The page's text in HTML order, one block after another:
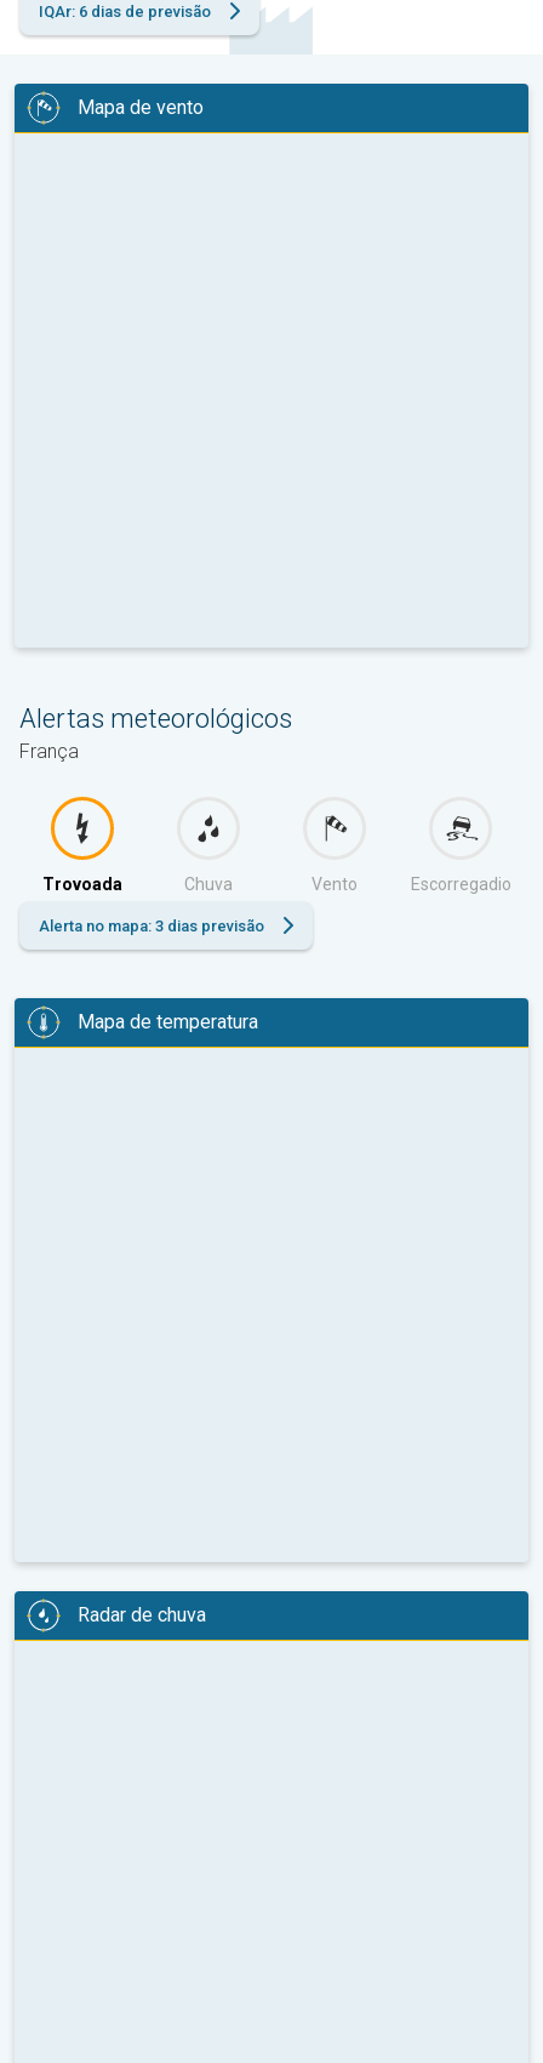
IQAr: 6 dias de previsão
Mapa de vento
Alertas meteorológicos
França
Trovoada Chuva Vento Escorregadio
Alerta no mapa: 3 dias previsão
Mapa de temperatura
Radar de chuva